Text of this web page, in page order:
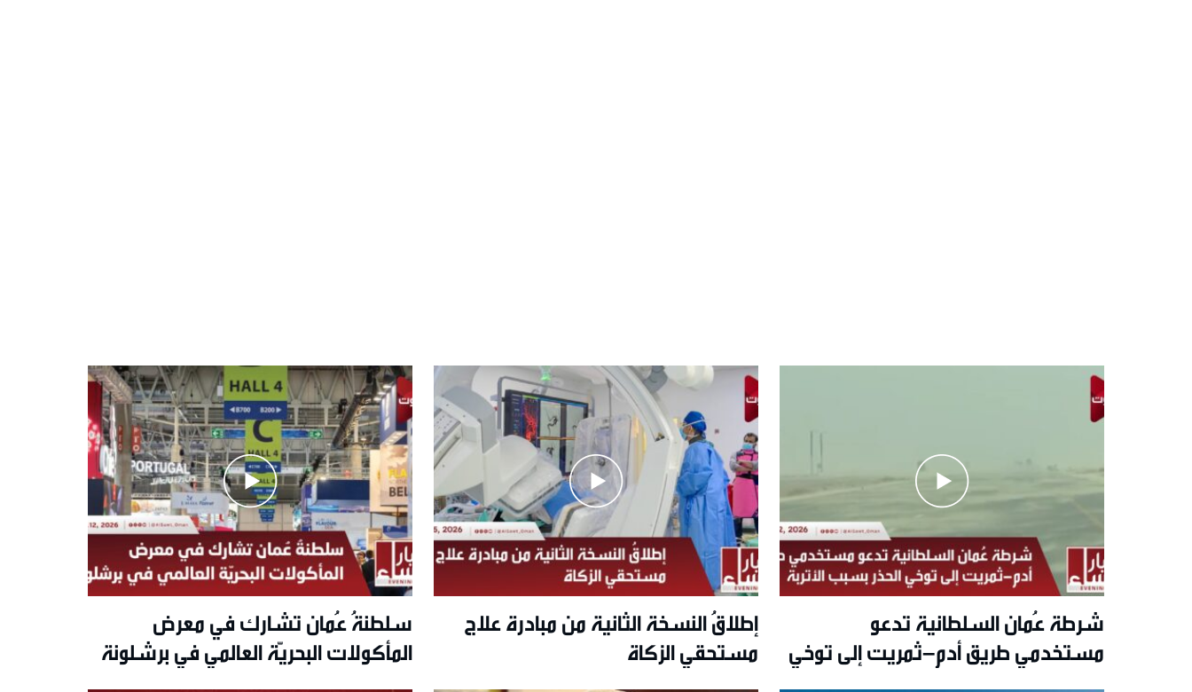
شرطة عُمان السلطانية تدعو
مستخدمي طريق أدم–ثمريت إلى توخي
إطلاقُ النسخة الثانية من مبادرة علاج
مستحقي الزكاة
سلطنةُ عُمان تشارك في معرض
المأكولات البحريّة العالمي في برشلونة